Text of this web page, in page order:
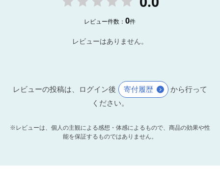
レビュー件数：0件
レビューはありません。
レビューの投稿は、ログイン後 寄付履歴
から行って
ください。
※レビューは、個人の主観による感想・体感によるもので、商品の効果や性
能を保証するものではありません。